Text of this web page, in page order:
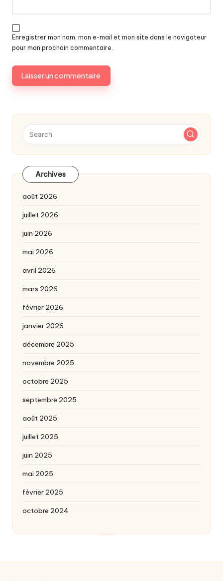
Enregistrer mon nom, mon e-mail et mon site dans le navigateur
pour mon prochain commentaire.
Archives
août 2026
juillet 2026
juin 2026
mai 2026
avril 2026
mars 2026
février 2026
janvier 2026
décembre 2025
novembre 2025
octobre 2025
septembre 2025
août 2025
juillet 2025
juin 2025
mai 2025
février 2025
octobre 2024